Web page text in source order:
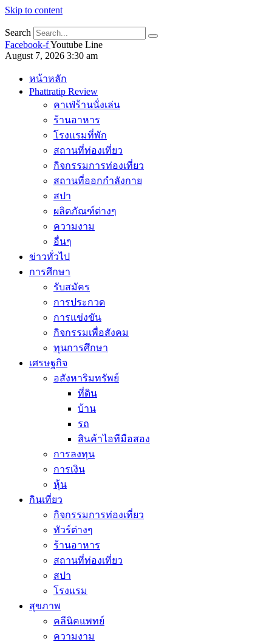
Skip to content
Search
Facebook-fYoutube Line
August 7, 2026 3:30 am
หน้าหลัก
Phattratip Review
คาเฟ่ร้านนั่งเล่น
ร้านอาหาร
โรงแรมที่พัก
สถานที่ท่องเที่ยว
กิจกรรมการท่องเที่ยว
สถานที่ออกกำลังกาย
สปา
ผลิตภัณฑ์ต่างๆ
ความงาม
อื่นๆ
ข่าวทั่วไป
การศึกษา
รับสมัคร
การประกวด
การแข่งขัน
กิจกรรมเพื่อสังคม
ทุนการศึกษา
เศรษฐกิจ
อสังหาริมทรัพย์
ที่ดิน
บ้าน
รถ
สินค้าไอทีมือสอง
การลงทุน
การเงิน
หุ้น
กินเที่ยว
กิจกรรมการท่องเที่ยว
ทัวร์ต่างๆ
ร้านอาหาร
สถานที่ท่องเที่ยว
สปา
โรงแรม
สุขภาพ
คลีนิคแพทย์
ความงาม